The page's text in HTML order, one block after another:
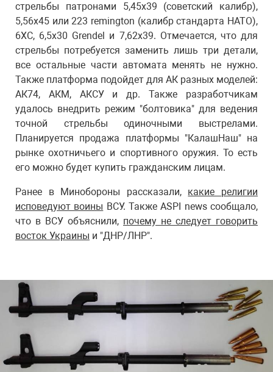
стрельбы патронами 5,45х39 (советский калибр),
5,56х45 или 223 remington (калибр стандарта НАТО),
6ХС, 6,5х30 Grendel и 7,62х39. Отмечается, что для
стрельбы потребуется заменить лишь три детали,
все остальные части автомата менять не нужно.
Также платформа подойдет для АК разных моделей:
АК74, АКМ, АКСУ и др. Также разработчикам
удалось внедрить режим "болтовика" для ведения
точной стрельбы одиночными выстрелами.
Планируется продажа платформы "КалашНаш" на
рынке охотничьего и спортивного оружия. То есть
его можно будет купить гражданским лицам.
Ранее в Минобороны рассказали, какие религии
исповедуют воины ВСУ. Также ASPI news сообщало,
что в ВСУ объяснили, почему не следует говорить
восток Украины и "ДНР/ЛНР".